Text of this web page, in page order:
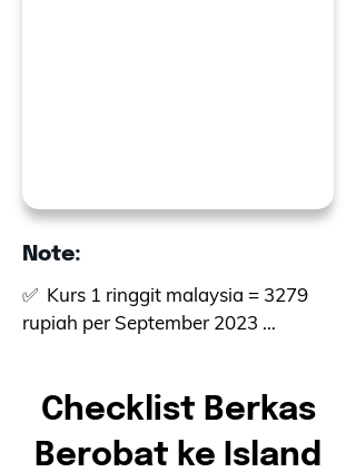
Note:
✅  Kurs 1 ringgit malaysia = 3279
rupiah per September 2023
✅  Total biaya tindakan dapat
kondisi medis pasien, operasi yang
Checklist Berkas
Berobat ke Island